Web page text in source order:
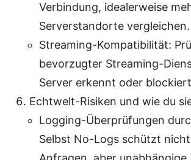
Verbindung, idealerweise
Serverstandorte vergleichen.
Streaming-Kompatibilität:
bevorzugter Streaming-
Server erkennt oder
Echtwelt-Risiken und wie du
Logging-Überprüfungen
Selbst No-Logs schützt